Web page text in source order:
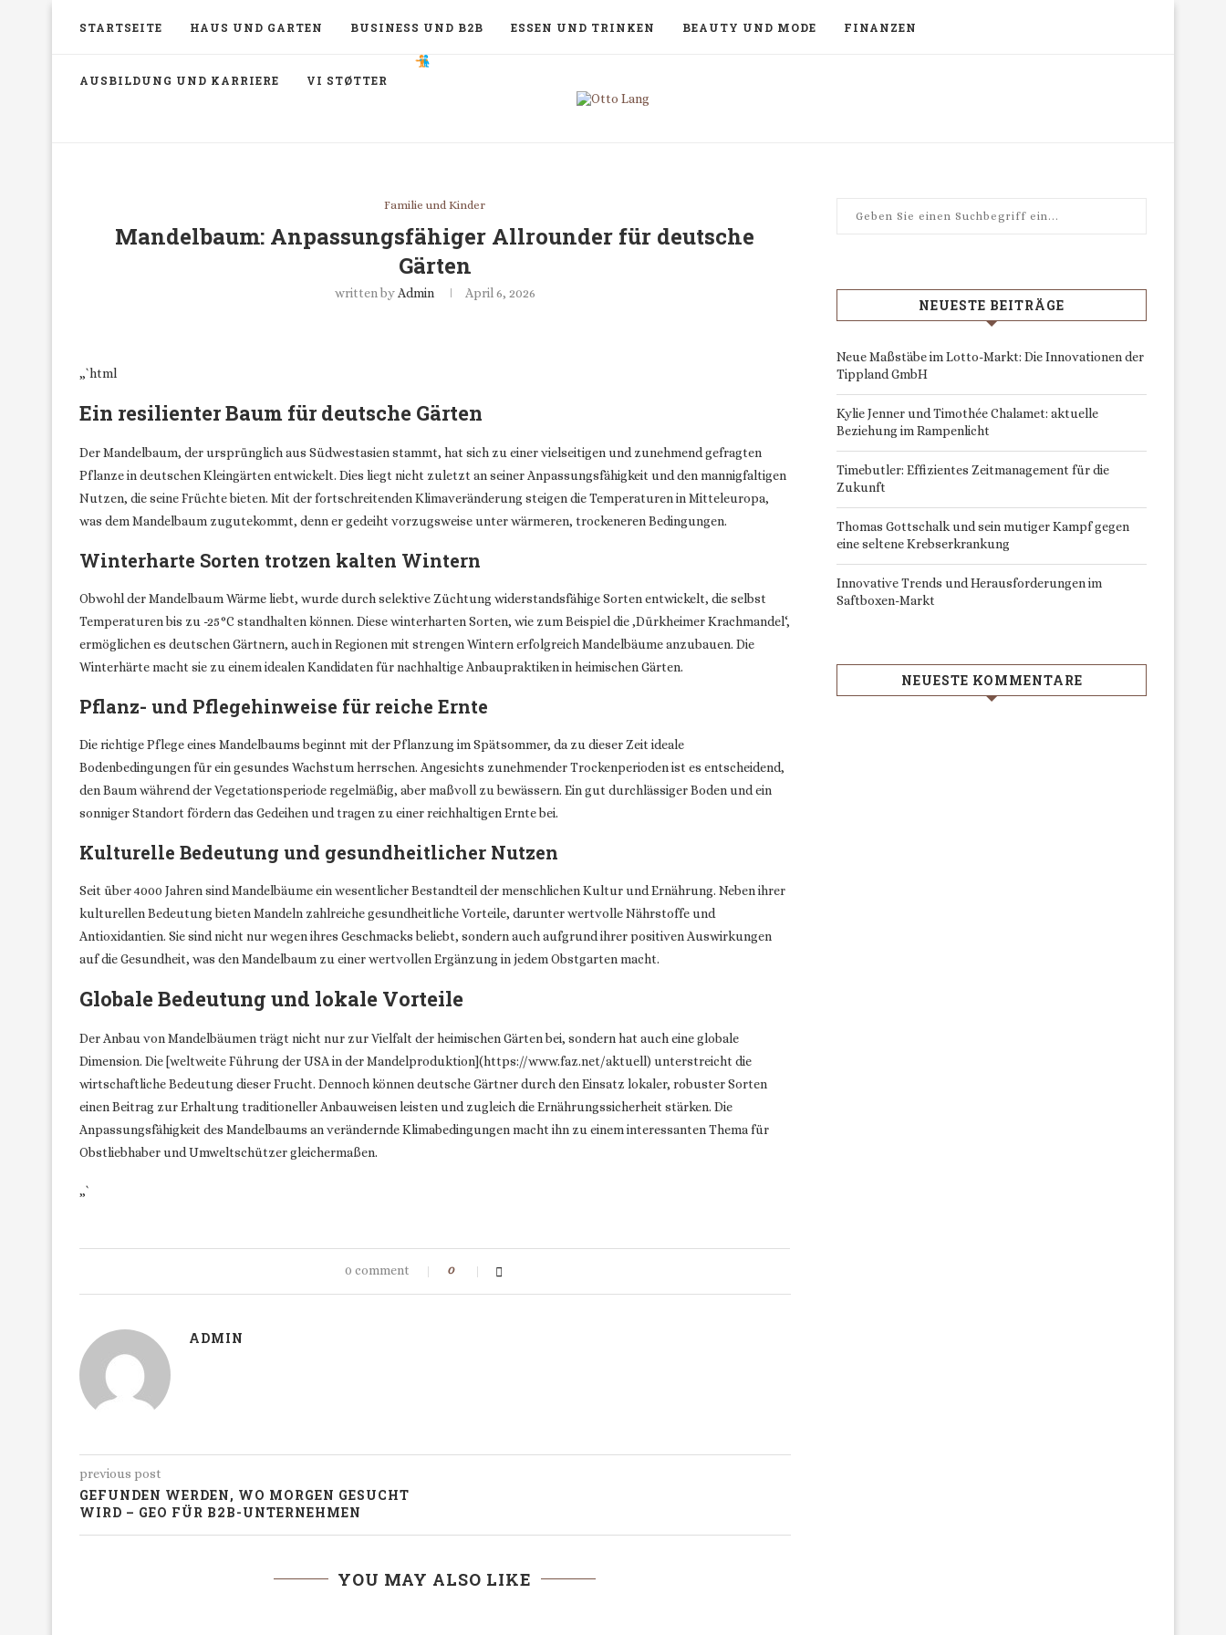
STARTSEITE HAUS UND GARTEN BUSINESS UND B2B ESSEN UND TRINKEN BEAUTY UND MODE FINANZEN
AUSBILDUNG UND KARRIERE VI STØTTER
Familie und Kinder
Mandelbaum: Anpassungsfähiger Allrounder für deutsche
Gärten
written by Admin April 6, 2026
„`html
Ein resilienter Baum für deutsche Gärten
Der Mandelbaum, der ursprünglich aus Südwestasien stammt, hat sich zu einer vielseitigen und zunehmend gefragten
Pflanze in deutschen Kleingärten entwickelt. Dies liegt nicht zuletzt an seiner Anpassungsfähigkeit und den mannigfaltigen
Nutzen, die seine Früchte bieten. Mit der fortschreitenden Klimaveränderung steigen die Temperaturen in Mitteleuropa,
was dem Mandelbaum zugutekommt, denn er gedeiht vorzugsweise unter wärmeren, trockeneren Bedingungen.
Winterharte Sorten trotzen kalten Wintern
Obwohl der Mandelbaum Wärme liebt, wurde durch selektive Züchtung widerstandsfähige Sorten entwickelt, die selbst
Temperaturen bis zu -25°C standhalten können. Diese winterharten Sorten, wie zum Beispiel die ‚Dürkheimer Krachmandel‘,
ermöglichen es deutschen Gärtnern, auch in Regionen mit strengen Wintern erfolgreich Mandelbäume anzubauen. Die
Winterhärte macht sie zu einem idealen Kandidaten für nachhaltige Anbaupraktiken in heimischen Gärten.
Pflanz- und Pflegehinweise für reiche Ernte
Die richtige Pflege eines Mandelbaums beginnt mit der Pflanzung im Spätsommer, da zu dieser Zeit ideale
Bodenbedingungen für ein gesundes Wachstum herrschen. Angesichts zunehmender Trockenperioden ist es entscheidend,
den Baum während der Vegetationsperiode regelmäßig, aber maßvoll zu bewässern. Ein gut durchlässiger Boden und ein
sonniger Standort fördern das Gedeihen und tragen zu einer reichhaltigen Ernte bei.
Kulturelle Bedeutung und gesundheitlicher Nutzen
Seit über 4000 Jahren sind Mandelbäume ein wesentlicher Bestandteil der menschlichen Kultur und Ernährung. Neben ihrer
kulturellen Bedeutung bieten Mandeln zahlreiche gesundheitliche Vorteile, darunter wertvolle Nährstoffe und
Antioxidantien. Sie sind nicht nur wegen ihres Geschmacks beliebt, sondern auch aufgrund ihrer positiven Auswirkungen
auf die Gesundheit, was den Mandelbaum zu einer wertvollen Ergänzung in jedem Obstgarten macht.
Globale Bedeutung und lokale Vorteile
Der Anbau von Mandelbäumen trägt nicht nur zur Vielfalt der heimischen Gärten bei, sondern hat auch eine globale
Dimension. Die [weltweite Führung der USA in der Mandelproduktion](https://www.faz.net/aktuell) unterstreicht die
wirtschaftliche Bedeutung dieser Frucht. Dennoch können deutsche Gärtner durch den Einsatz lokaler, robuster Sorten
einen Beitrag zur Erhaltung traditioneller Anbauweisen leisten und zugleich die Ernährungssicherheit stärken. Die
Anpassungsfähigkeit des Mandelbaums an verändernde Klimabedingungen macht ihn zu einem interessanten Thema für
Obstliebhaber und Umweltschützer gleichermaßen.
„`
0 comment 0
ADMIN
previous post
GEFUNDEN WERDEN, WO MORGEN GESUCHT
WIRD – GEO FÜR B2B-UNTERNEHMEN
YOU MAY ALSO LIKE
NEUESTE BEITRÄGE
Neue Maßstäbe im Lotto-Markt: Die Innovationen der
Tippland GmbH
Kylie Jenner und Timothée Chalamet: aktuelle
Beziehung im Rampenlicht
Timebutler: Effizientes Zeitmanagement für die
Zukunft
Thomas Gottschalk und sein mutiger Kampf gegen
eine seltene Krebserkrankung
Innovative Trends und Herausforderungen im
Saftboxen-Markt
NEUESTE KOMMENTARE